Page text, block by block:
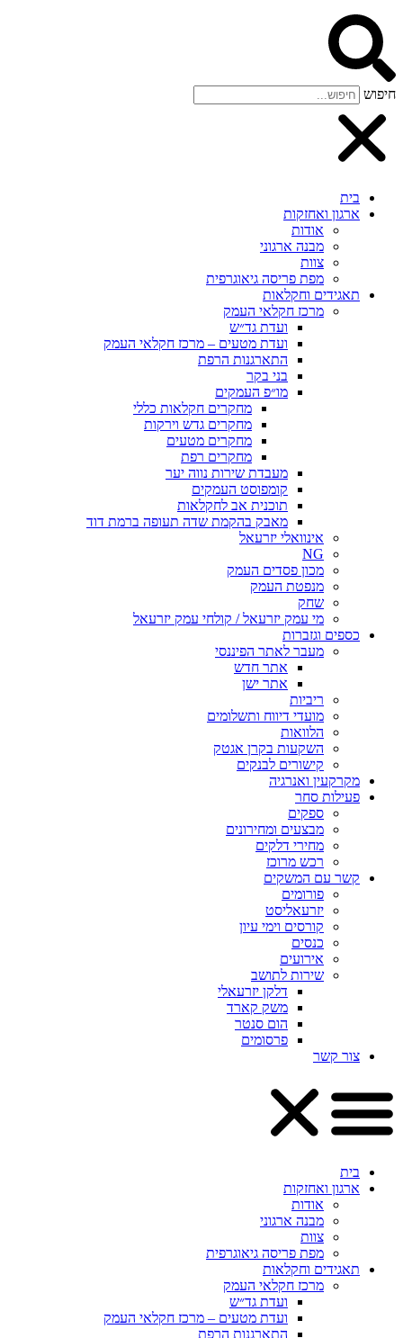
חיפוש
בית
ארגון ואחזקות
אודות
מבנה ארגוני
צוות
מפת פריסה גיאוגרפית
תאגידים וחקלאות
מרכז חקלאי העמק
ועדת גד״ש
ועדת מטעים – מרכז חקלאי העמק
התארגנות הרפת
בני בקר
מו״פ העמקים
מחקרים חקלאות כללי
מחקרים גדש וירקות
מחקרים מטעים
מחקרים רפת
מעבדת שירות נווה יער
קומפוסט העמקים
תוכנית אב לחקלאות
מאבק בהקמת שדה תעופה ברמת דוד
אינוואלי יזרעאל
NG
מכון פסדים העמק
מנפטת העמק
שחק
מי עמק יזרעאל / קולחי עמק יזרעאל
כספים וגזברות
מעבר לאתר הפיננסי
אתר חדש
אתר ישן
ריביות
מועדי דיווח ותשלומים
הלוואות
השקעות בקרן אגטק
קישורים לבנקים
מקרקעין ואנרגיה
פעילות סחר
ספקים
מבצעים ומחירונים
מחירי דלקים
רכש מרוכז
קשר עם המשקים
פורומים
יזרעאליסט
קורסים וימי עיון
כנסים
אירועים
שירות לתושב
דלקן יזרעאלי
משק קארד
הום סנטר
פרסומים
צור קשר
בית
ארגון ואחזקות
אודות
מבנה ארגוני
צוות
מפת פריסה גיאוגרפית
תאגידים וחקלאות
מרכז חקלאי העמק
ועדת גד״ש
ועדת מטעים – מרכז חקלאי העמק
התארגנות הרפת